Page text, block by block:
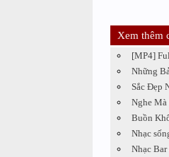
Xem thêm
[MP4]
Những
Sắc Đẹp
Nghe Mà
Buồn
Nhạc
Nhạc